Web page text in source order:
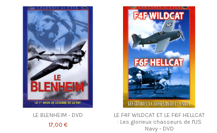
LE BLENHEIM - DVD
17,00 €
LE F4F WILDCAT ET LE F6F HELLCAT
: Les glorieux chasseurs de l'US
Navy - DVD